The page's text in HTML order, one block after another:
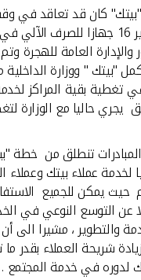
"بيتك" كان قد تعاقد في
وزارة الداخلية لتوفير 16 جهازا
والإدارة العامة للهجرة
"بيتك " ووزارة
تغطية بقية المراكز
يجري حاليا مع الوزارة
تنطلق من خطة
لخدمة عملاء بيتك وعملاء
حيث يمكن للجميع
عن التوسع النوعي في
والتطوير ، مشيرا الى
شريحة العملاء بقدر
لدوره في خدمة المجتمع .